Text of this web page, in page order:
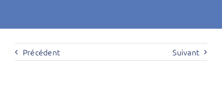
Précédent Suivant